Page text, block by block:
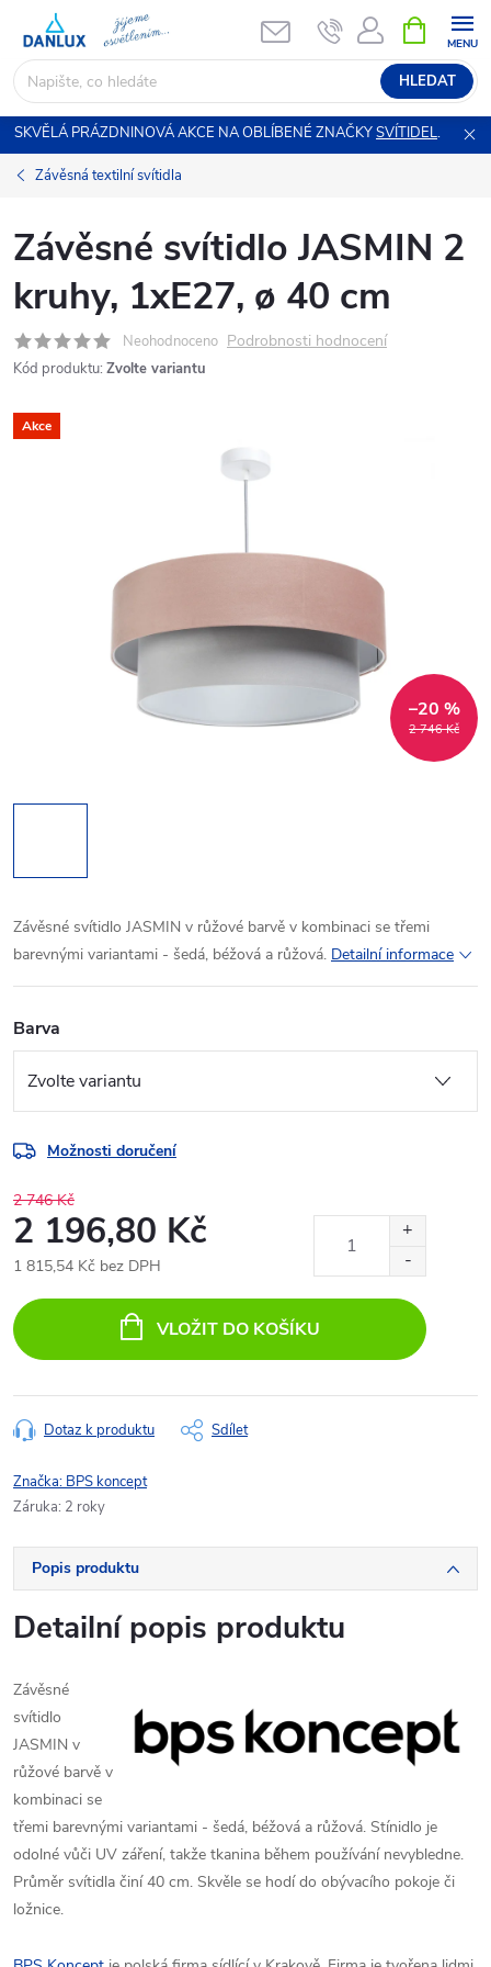
obsah
HLEDAT
NÁKUPNÍ
KOŠÍK
SKVĚLÁ PRÁZDNINOVÁ AKCE NA OBLÍBENÉ ZNAČKYSVÍTIDEL.
Závěsná textilní svítidla
Závěsné svítidlo JASMIN 2
kruhy, 1xE27, ø 40 cm
Neohodnoceno Podrobnosti hodnocení
Kód produktu: Zvolte variantu
Akce
2 746 Kč
–20 %
Závěsné svítidlo JASMIN v růžové barvě v kombinaci se třemi
barevnými variantami - šedá, béžová a růžová. Detailní informace
Barva
Možnosti doručení
2 746 Kč
2 196,80 Kč
1 815,54 Kč bez DPH
cena:
VLOŽIT DO KOŠÍKU
Dotaz k produktu Sdílet
Značka: BPS koncept
Záruka: 2 roky
Popis produktu
Detailní popis produktu
Závěsné
svítidlo
JASMIN v
růžové barvě v
kombinaci se
třemi barevnými variantami - šedá, béžová a růžová. Stínidlo je
odolné vůči UV záření, takže tkanina během používání nevybledne.
Průměr svítidla činí 40 cm. Skvěle se hodí do obývacího pokoje či
ložnice.